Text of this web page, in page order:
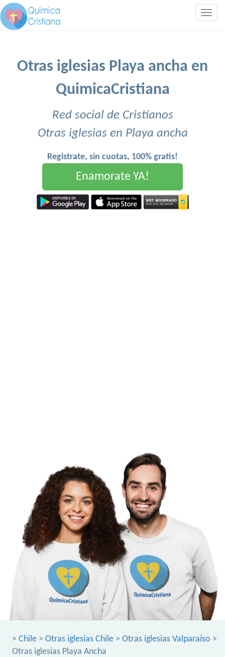
Otras iglesias Playa ancha en
QuimicaCristiana
Red social de Cristianos
Otras iglesias en Playa ancha
Registrate, sin cuotas, 100% gratis!
Enamorate YA!
> Chile > Otras iglesias Chile > Otras iglesias Valparaíso >
Otras iglesias Playa Ancha